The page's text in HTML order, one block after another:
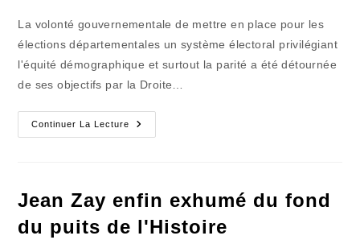
La volonté gouvernementale de mettre en place pour les
élections départementales un système électoral privilégiant
l'équité démographique et surtout la parité a été détournée
de ses objectifs par la Droite…
Continuer La Lecture
Le
Conseil
Mensongères
Jean Zay enfin exhumé du fond
du puits de l'Histoire